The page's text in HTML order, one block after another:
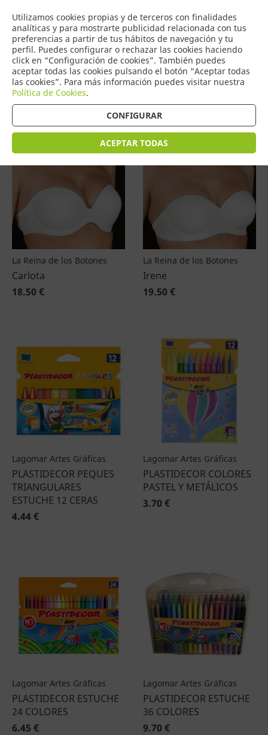
Utilizamos cookies propias y de terceros con finalidades
analíticas y para mostrarte publicidad relacionada con tus
preferencias a partir de tus hábitos de navegación y tu
perfil. Puedes configurar o rechazar las cookies haciendo
click en “Configuración de cookies”. También puedes
aceptar todas las cookies pulsando el botón “Aceptar todas
las cookies”. Para más información puedes visitar nuestra
Política de Cookies.
CONFIGURAR
ACEPTAR TODAS
0
COMERCIO
DE TORRIJOS
Productos (4601)
Ordenar por precio
La Reina de los Botones
Carlota
18.50 €
La Reina de los Botones
Irene
19.50 €
Lagomar Artes Gráficas
PLASTIDECOR PEQUES
TRIANGULARES
ESTUCHE 12 CERAS
4.44 €
Lagomar Artes Gráficas
PLASTIDECOR COLORES
PASTEL Y METÁLICOS
3.70 €
Lagomar Artes Gráficas
PLASTIDECOR ESTUCHE
24 COLORES
6.45 €
Lagomar Artes Gráficas
PLASTIDECOR ESTUCHE
36 COLORES
9.70 €